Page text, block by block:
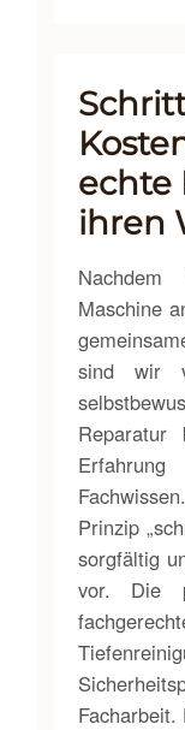
echte
ihren
Maschine
sind wir
Reparatur
Prinzip
sorgfältig
vor. Die